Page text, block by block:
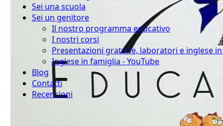
Sei una scuola
Sei un genitore
Il nostro programma educativo
I nostri corsi
Presentazioni gratuite, laboratori e inglese in
Inglese in famiglia - YouTube
Blog
Contatti
Recensioni